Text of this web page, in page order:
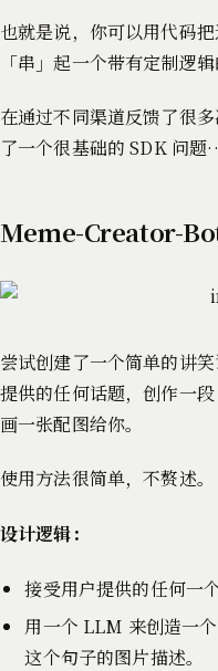
也就是说，你可以用代码
「串」起一个带有定制逻
在通过不同渠道反馈了很
了一个很基础的 SDK 问
Meme-Creator-
尝试创建了一个简单的讲
提供的任何话题，创作一
画一张配图给你。
使用方法很简单，不赘述。
设计逻辑：
接受用户提供的任何一
用一个 LLM 来创造一
这个句子的图片描述。